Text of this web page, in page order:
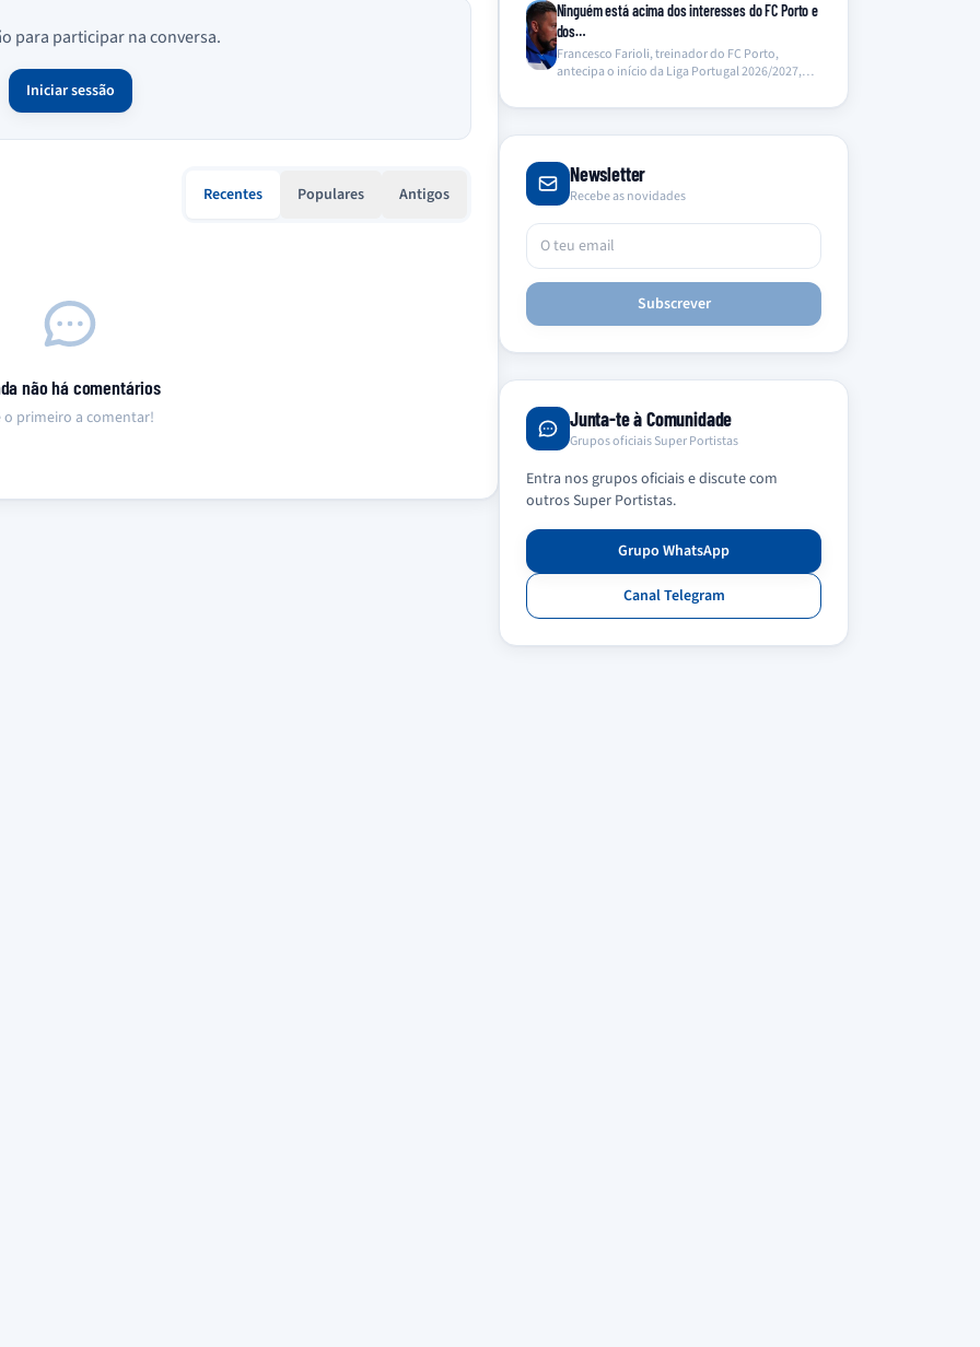
para participar na conversa.
Iniciar sessão
Recentes Populares Antigos
não há comentários
o primeiro a comentar!
Ninguém está acima dos interesses do FC Porto e
dos…
Francesco Farioli, treinador do FC Porto,
antecipa o início da Liga Portugal 2026/2027,
Newsletter
Recebe as novidades
Subscrever
Junta-te à Comunidade
Grupos oficiais Super Portistas
Entra nos grupos oficiais e discute com
outros Super Portistas.
Grupo WhatsApp
Canal Telegram